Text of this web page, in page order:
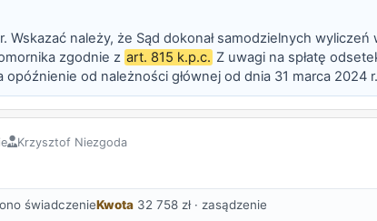
należy, że Sąd dokonał samodzielnych
zgodnie z art. 815 k.p.c. Z uwagi na spłatę
od należności głównej od dnia 31 marca 2024
świadczenie to zostało już przez pozwaną spełni...
Krzysztof Niezgoda
świadczenieKwota 32 758 zł · zasądzenie